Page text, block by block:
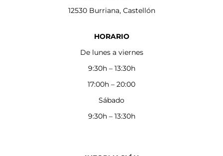
12530 Burriana, Castellón
HORARIO
De lunes a viernes
9:30h – 13:30h
17:00h – 20:00
Sábado
9:30h – 13:30h